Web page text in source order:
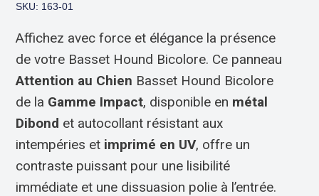
SKU: 163-01
Affichez avec force et élégance la présence
de votre Basset Hound Bicolore. Ce panneau
Attention au Chien Basset Hound Bicolore
de la Gamme Impact, disponible en métal
Dibond et autocollant résistant aux
intempéries et imprimé en UV, offre un
contraste puissant pour une lisibilité
immédiate et une dissuasion polie à l’entrée.